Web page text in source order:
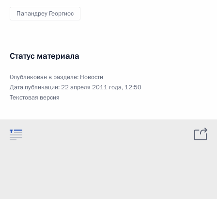
Папандреу Георгиос
Статус материала
Опубликован в разделе: Новости
Дата публикации:22 апреля 2011 года, 12:50
Текстовая версия